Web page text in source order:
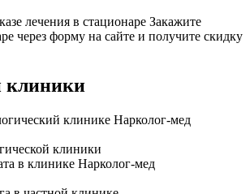
лечения в стационаре Закажите
через форму на сайте и получите скидку
клиники